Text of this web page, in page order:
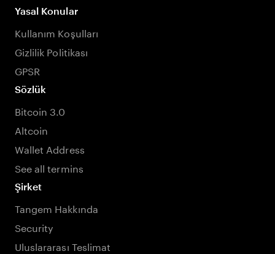
Yasal Konular
Kullanım Koşulları
Gizlilik Politikası
GPSR
Sözlük
Bitcoin 3.0
Altcoin
Wallet Address
See all termins
Şirket
Tangem Hakkında
Security
Uluslararası Teslimat